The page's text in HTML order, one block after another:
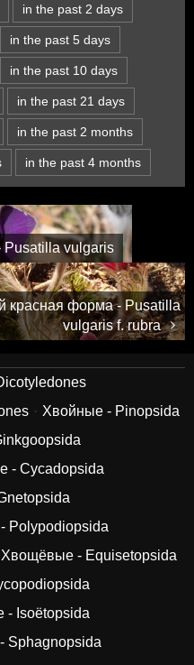
in the past 2 days
in the past 5 days
in the past 10 days
in the past 21 days
in the past 2 months
in the past 4 months
vulgaris
красная форма - Pusatilla
vulgaris f. rubra
Хвойные - Pinopsida
- Cycadopsida
Polypodiopsida
Хвощёвые - Equisetopsida
- Isoëtopsida
Sphagnopsida